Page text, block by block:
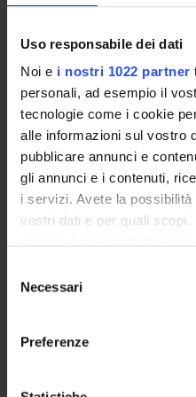
Uso responsabile dei dati
Noi e i nostri 1022 partner
personali, ad esempio il
tecnologie come i cookie
alle informazioni sul vostro
pubblicare annunci e
gli annunci e i contenuti,
i servizi. Avete la
vostri dati e per quali
modificare o revocare il
momento dalla
raccogliere
delNecessari
Preferenze
11562/671362
depositato il:
24 febbraio 2014
ultima modifica:
28 novembre 2022
Citazione bibliografica:
Alessandro, Paiardini;
Buckle;Cellini, Barbara
«BIOMED RESEARCH
,pp. 1-2
Consulta la scheda
TITOLO